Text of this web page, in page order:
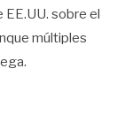
sobre el
múltiples